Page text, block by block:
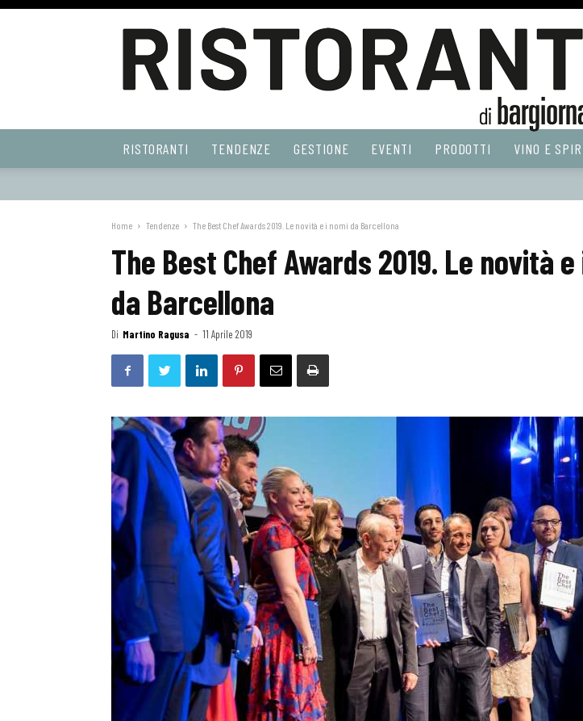
Web
RISTORANTI TENDENZE GESTIONE EVENTI PRODOTTI VINO E
Home Tendenze The Best Chef Awards 2019. Le novità e i nomi da Barcellona
The Best Chef Awards 2019. Le novità
da Barcellona
Di Martino Ragusa - 11 Aprile 2019